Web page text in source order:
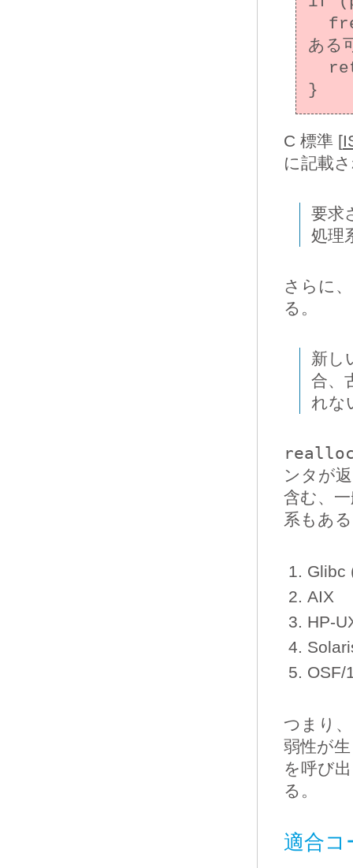
ある
C 標準 [
に記載
要求
処理
さらに
る。
新し
合、
れな
ンタが
含む、
系もあ
Glibc
AIX
HP-
OSF/
つまり
弱性が
を呼び
る。
適合コ